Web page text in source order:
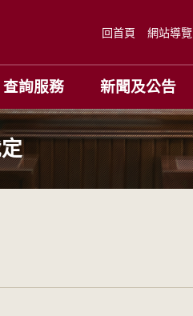
回首頁 網站導覽
查詢服務 新聞及公告